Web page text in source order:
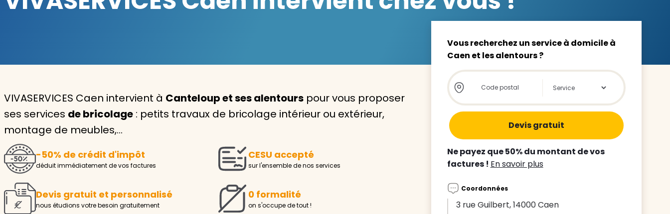
Aide à la personne
Handicaps
Voir tous les services
Avec VIVASERVICES, trouvez le
service à domicile qui vous
correspond !
Pour l’entretien de votre logement, la garde de votre enfant
ou l’accompagnement d’un parent, nos intervenants à
Demander un devis gratuit
Trouver mon agence
VIVASERVICES Caen intervient à Canteloup et ses alentours pour vous proposer
ses services de bricolage : petits travaux de bricolage intérieur ou extérieur,
montage de meubles,…
-50% de crédit d'impôt
déduit immédiatement de vos factures
CESU accepté
sur l'ensemble de nos services
Devis gratuit et personnalisé
nous étudions votre besoin gratuitement
0 formalité
on s'occupe de tout !
Vous recherchez un service à domicile à
Caen et les alentours ?
Store locator global - Autocompletion
Rechercher
Ne payez que 50% du montant de vos
factures ! En savoir plus
Coordonnées
3 rue Guilbert, 14000 Caen